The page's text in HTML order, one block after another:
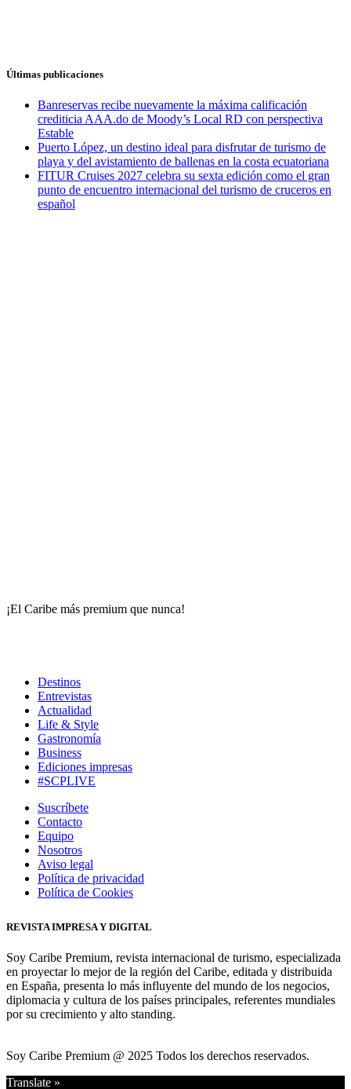
Últimas publicaciones
Banreservas recibe nuevamente la máxima calificación
crediticia AAA.do de Moody’s Local RD con perspectiva
Estable
Puerto López, un destino ideal para disfrutar de turismo de
playa y del avistamiento de ballenas en la costa ecuatoriana
FITUR Cruises 2027 celebra su sexta edición como el gran
punto de encuentro internacional del turismo de cruceros en
español
¡El Caribe más premium que nunca!
Destinos
Entrevistas
Actualidad
Life & Style
Gastronomía
Business
Ediciones impresas
#SCPLIVE
Suscríbete
Contacto
Equipo
Nosotros
Aviso legal
Política de privacidad
Política de Cookies
REVISTA IMPRESA Y DIGITAL
Soy Caribe Premium, revista internacional de turismo, especializada
en proyectar lo mejor de la región del Caribe, editada y distribuida
en España, presenta lo más influyente del mundo de los negocios,
diplomacia y cultura de los países principales, referentes mundiales
por su crecimiento y alto standing.
Soy Caribe Premium @ 2025 Todos los derechos reservados.
Translate »